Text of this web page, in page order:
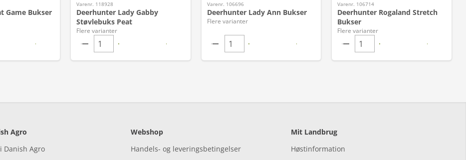
Game Bukser
Varenr. 118928
Deerhunter Lady Gabby
Støvlebuks Peat
Flere varianter
Varenr. 106696
Deerhunter Lady Ann Bukser
Flere varianter
Varenr. 106714
Deerhunter Rogaland Stretch
Bukser
Flere varianter
Agro
Danish Agro
Webshop
Handels- og leveringsbetingelser
Mit Landbrug
Høstinformation